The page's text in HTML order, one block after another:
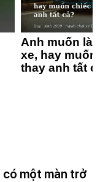
Anh muốn
xe, hay
thay anh tất
một màn trở